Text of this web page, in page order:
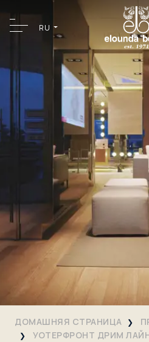
RU
ДОМАШНЯЯ СТРАНИЦА
УОТЕРФРОНТ ДРИМ